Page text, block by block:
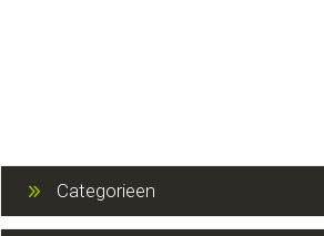
Categorieen